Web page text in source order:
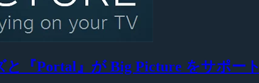
と『Portal』が Big Picture をサポート